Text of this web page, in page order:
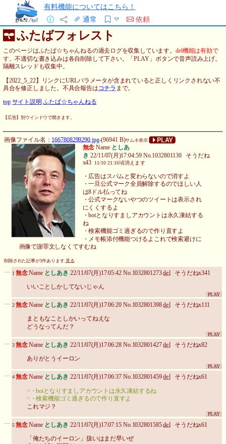
有料機能についてはこちら！
通常
依頼